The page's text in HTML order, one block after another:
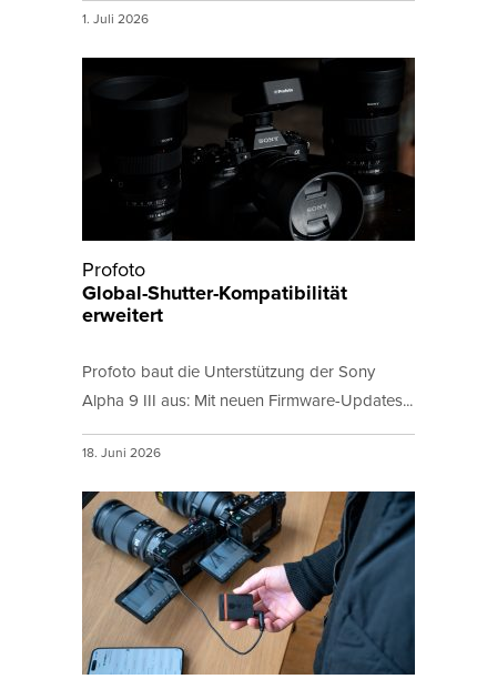
1. Juli 2026
Profoto
Global-Shutter-Kompatibilität
erweitert
Profoto baut die Unterstützung der Sony
Alpha 9 III aus: Mit neuen Firmware-Updates...
18. Juni 2026